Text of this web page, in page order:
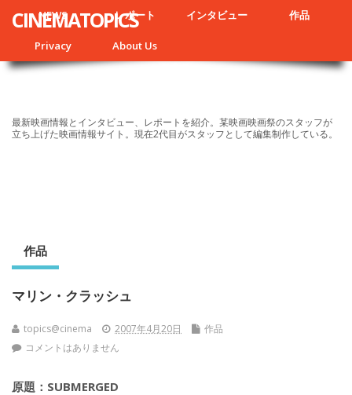
NEWS レポート インタビュー 作品
Privacy About Us
CINEMATOPICS
最新映画情報とインタビュー、レポートを紹介。某映画映画祭のスタッフが
立ち上げた映画情報サイト。現在2代目がスタッフとして編集制作している。
作品
マリン・クラッシュ
topics@cinema 2007年4月20日
作品
コメントはありません
原題：SUBMERGED